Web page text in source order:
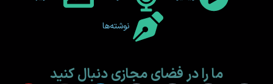
نوشته‌ها
ما را در فضای مجازی دنبال کنید